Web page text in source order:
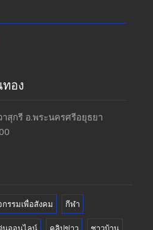
อง
สุกรี​ อ.พระนครศรีอยุธยา​
กรรมเพื่อสังคม กีฬา